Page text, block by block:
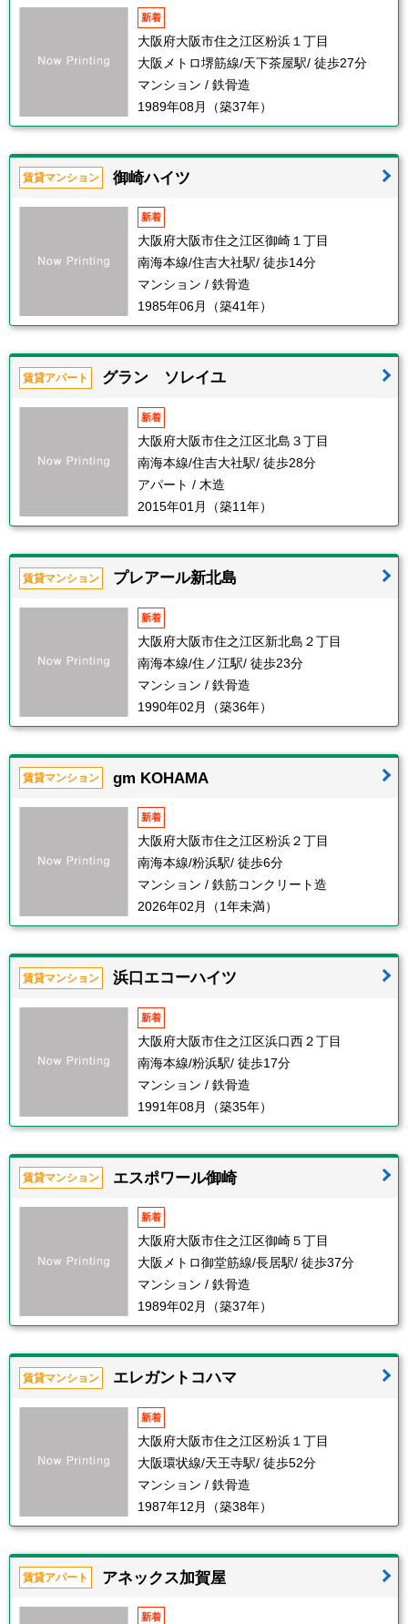
新着
大阪府大阪市住之江区粉浜１丁目
大阪メトロ堺筋線/天下茶屋駅/ 徒歩27分
マンション / 鉄骨造
1989年08月（築37年）
賃貸マンション 御崎ハイツ
新着
大阪府大阪市住之江区御崎１丁目
南海本線/住吉大社駅/ 徒歩14分
マンション / 鉄骨造
1985年06月（築41年）
賃貸アパート グラン ソレイユ
新着
大阪府大阪市住之江区北島３丁目
南海本線/住吉大社駅/ 徒歩28分
アパート / 木造
2015年01月（築11年）
賃貸マンション プレアール新北島
新着
大阪府大阪市住之江区新北島２丁目
南海本線/住ノ江駅/ 徒歩23分
マンション / 鉄骨造
1990年02月（築36年）
賃貸マンション gm KOHAMA
新着
大阪府大阪市住之江区粉浜２丁目
南海本線/粉浜駅/ 徒歩6分
マンション / 鉄筋コンクリート造
2026年02月（1年未満）
賃貸マンション 浜口エコーハイツ
新着
大阪府大阪市住之江区浜口西２丁目
南海本線/粉浜駅/ 徒歩17分
マンション / 鉄骨造
1991年08月（築35年）
賃貸マンション エスポワール御崎
新着
大阪府大阪市住之江区御崎５丁目
大阪メトロ御堂筋線/長居駅/ 徒歩37分
マンション / 鉄骨造
1989年02月（築37年）
賃貸マンション エレガントコハマ
新着
大阪府大阪市住之江区粉浜１丁目
大阪環状線/天王寺駅/ 徒歩52分
マンション / 鉄骨造
1987年12月（築38年）
賃貸アパート アネックス加賀屋
新着